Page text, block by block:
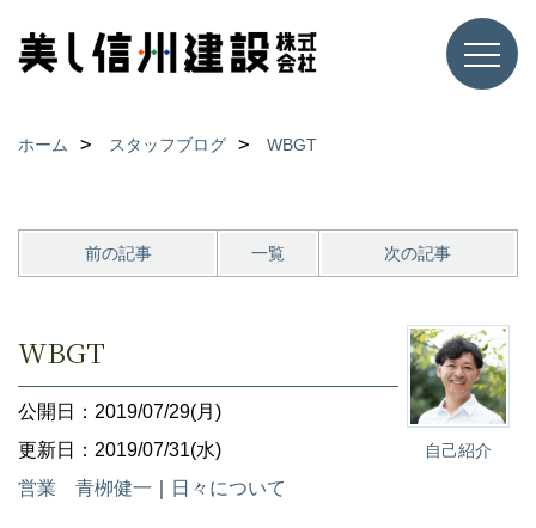
ホーム スタッフブログ WBGT
前の記事 一覧 次の記事
自己紹介
WBGT
公開日：2019/07/29(月)
更新日：2019/07/31(水)
営業 青栁健一
日々について